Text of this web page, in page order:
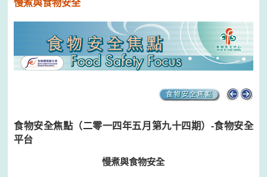
食物安全焦點（二零一四年五月第九十四期）-食物安全
平台
慢煮與食物安全